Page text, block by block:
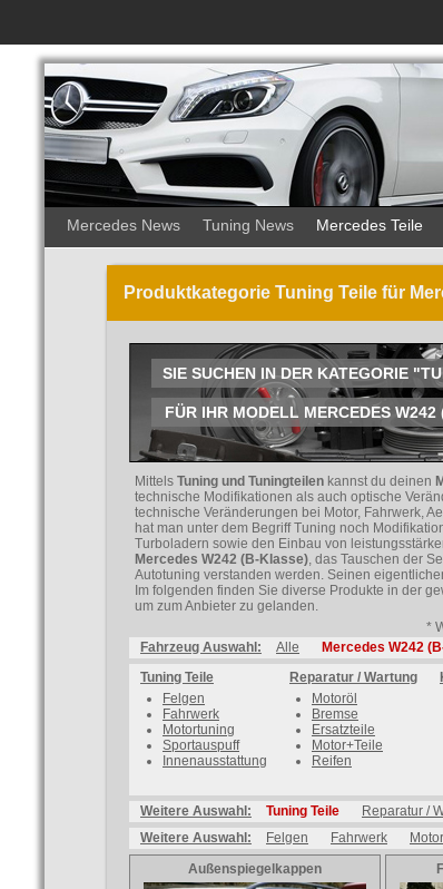
Mercedes News Tuning News Mercedes Teile
Produktkategorie Tuning Teile für
SIE SUCHEN IN DER KATEGORIE
FÜR IHR MODELL MERCEDES
Mittels Tuning und Tuningteilen kannst du deinen
technische Modifikationen als auch optische
technische Veränderungen bei Motor, Fahrwerk,
hat man unter dem Begriff Tuning noch
Turboladern sowie den Einbau von
Mercedes W242 (B-Klasse), das Tauschen der
Autotuning verstanden werden. Seinen
Im folgenden finden Sie diverse Produkte in der
um zum Anbieter zu gelanden.
*
Fahrzeug Auswahl:
Alle
Mercedes W242
Tuning Teile
Felgen
Fahrwerk
Motortuning
Sportauspuff
Innenausstattung
Reparatur / Wartung
Motoröl
Bremse
Ersatzteile
Motor+Teile
Reifen
Weitere Auswahl:
Tuning Teile Reparatur /
Weitere Auswahl:
Felgen Fahrwerk
Außenspiegelkappen